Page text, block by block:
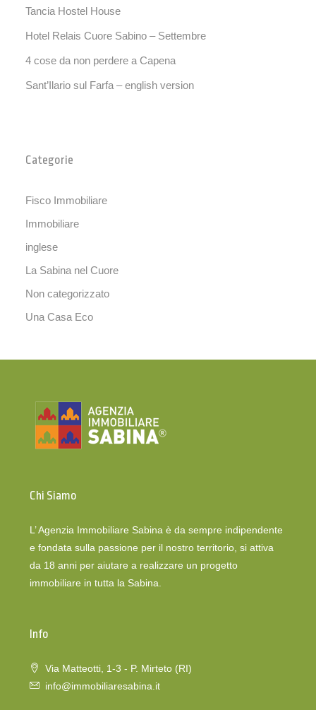
Tancia Hostel House
Hotel Relais Cuore Sabino – Settembre
4 cose da non perdere a Capena
Sant’Ilario sul Farfa – english version
Categorie
Fisco Immobiliare
Immobiliare
inglese
La Sabina nel Cuore
Non categorizzato
Una Casa Eco
Chi Siamo
L’ Agenzia Immobiliare Sabina è da sempre indipendente
e fondata sulla passione per il nostro territorio, si attiva
da 18 anni per aiutare a realizzare un progetto
immobiliare in tutta la Sabina.
Info
Via Matteotti, 1-3 - P. Mirteto (RI)
info@immobiliaresabina.it